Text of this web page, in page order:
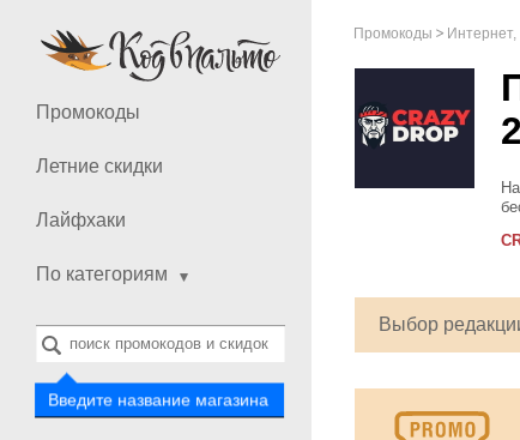
Промокоды
Летние скидки
Лайфхаки
По категориям
Введите название магазина
Промокоды
Выбор